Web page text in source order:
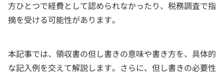
方ひとつで経費として認められなかったり、税務調査で指
摘を受ける可能性があります。
本記事では、領収書の但し書きの意味や書き方を、具体的
な記入例を交えて解説します。さらに、但し書きの必要性